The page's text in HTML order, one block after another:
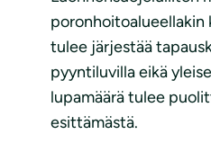
poronhoitoalueellakin
tulee järjestää
pyyntiluvilla eikä
lupamäärä tulee
esittämästä.